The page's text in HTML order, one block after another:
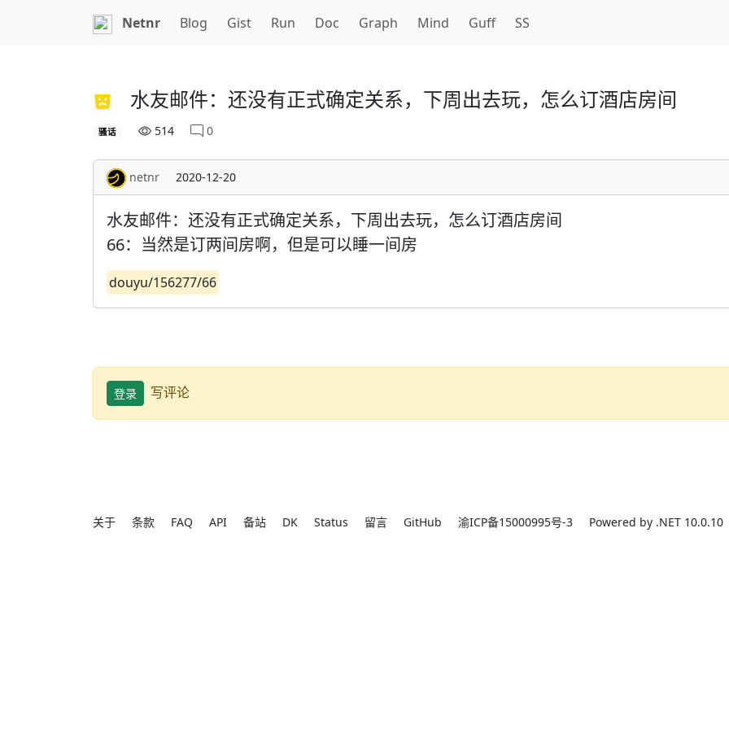
Netnr Blog Gist Run Doc Graph Mind Guff SS
水友邮件：还没有正式确定关系，下周出去玩，怎么订酒店房间
骚话 514 0
netnr 2020-12-20
水友邮件：还没有正式确定关系，下周出去玩，怎么订酒店房间
66：当然是订两间房啊，但是可以睡一间房
douyu/156277/66
登录 写评论
关于 条款 FAQ API 备站 DK Status 留言 GitHub 渝ICP备15000995号-3 Powered by .NET 10.0.10